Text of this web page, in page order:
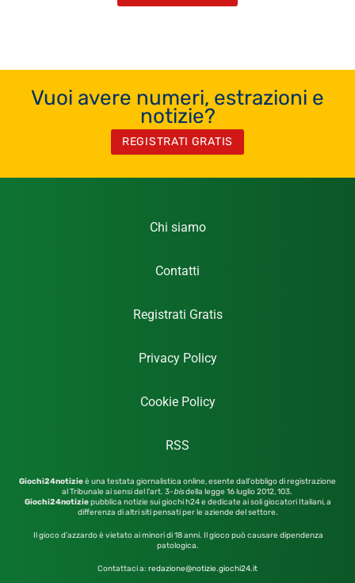
Vuoi avere numeri, estrazioni e
notizie?
REGISTRATI GRATIS
Chi siamo
Contatti
Registrati Gratis
Privacy Policy
Cookie Policy
RSS
Giochi24notizieè una testata giornalistica online, esente dall’obbligo di registrazione
al Tribunale ai sensi del l’art. 3-bisdella legge 16 luglio 2012,103.
Giochi24notiziepubblica notizie sui giochi h24 e dedicate ai soli giocatori Italiani, a
differenza di altri siti pensati per le aziende del settore.
Il gioco d’azzardo è vietato ai minori di 18 anni. Il gioco può causare dipendenza
patologica.
Contattaci a: redazione@notizie.giochi24.it